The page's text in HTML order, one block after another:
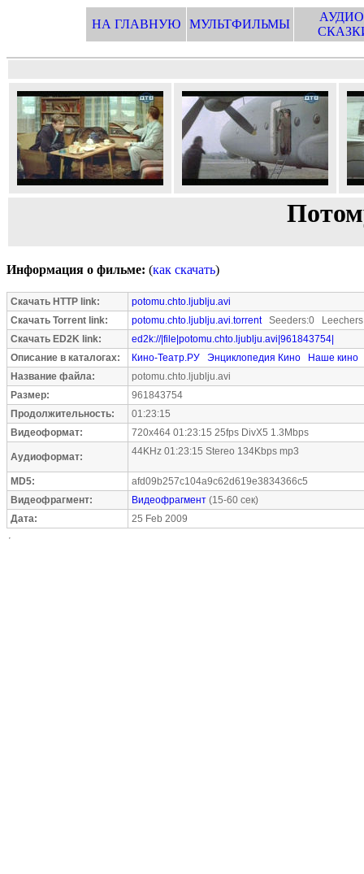
НА ГЛАВНУЮ МУЛЬТФИЛЬМЫ
Информация о фильме: (как скачать)
Скачать HTTP link:
potomu.chto.ljublju.avi
Скачать Torrent link:
potomu.chto.ljublju.avi.torrentSeeders:0
Скачать ED2K link:
ed2k://|file|potomu.chto.ljublju.avi|961843754|
Описание в каталогах:
Кино-Театр.РУ Энциклопедия Кино
Наше кино
Название файла:
potomu.chto.ljublju.avi
Размер:
961843754
Продолжительность:
01:23:15
Видеоформат:
720x464 01:23:15 25fps DivX5 1.3Mbps
Аудиоформат: 44KHz 01:23:15 Stereo 134Kbps mp3
MD5:
afd09b257c104a9c62d619e3834366c5
Видеофрагмент:
Видеофрагмент (15-60 сек)
Дата:
25 Feb 2009